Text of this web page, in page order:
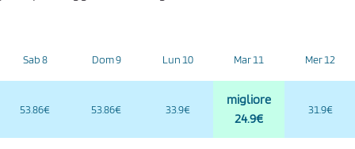
Sab 8
53.86€
Dom 9
53.86€
Lun 10
33.9€
Mar 11
migliore
24.9€
Mer 12
31.9€